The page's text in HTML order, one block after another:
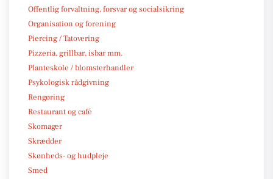
Offentlig forvaltning, forsvar og socialsikring
Organisation og forening
Piercing / Tatovering
Pizzeria, grillbar, isbar mm.
Planteskole / blomsterhandler
Psykologisk rådgivning
Rengøring
Restaurant og café
Skomager
Skrædder
Skønheds- og hudpleje
Smed